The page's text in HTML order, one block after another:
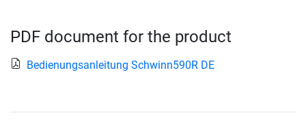
PDF document for the product
Bedienungsanleitung Schwinn590R DE